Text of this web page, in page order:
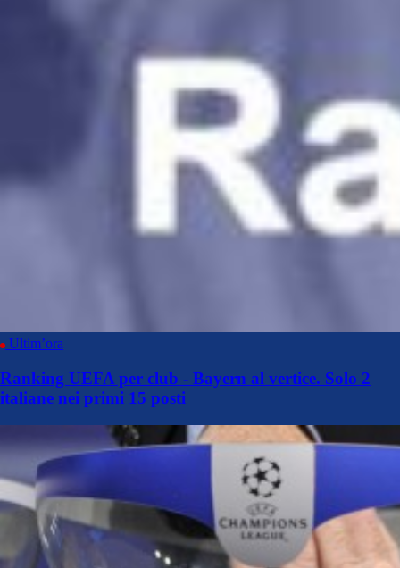
Ultim’ora
Ranking UEFA per club - Bayern al vertice. Solo 2
italiane nei primi 15 posti